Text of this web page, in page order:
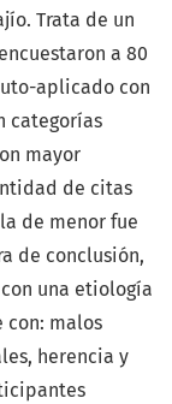
Trata de un
a 80
aplicado con
categorías
mayor
de citas
de menor fue
de conclusión,
una etiología
malos
herencia y